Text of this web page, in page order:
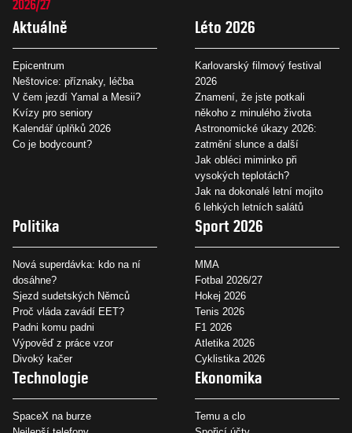
2026/27
Aktuálně
Epicentrum
Neštovice: příznaky, léčba
V čem jezdí Yamal a Mesii?
Kvízy pro seniory
Kalendář úplňků 2026
Co je bodycount?
Léto 2026
Karlovarský filmový festival
2026
Znamení, že jste potkali
někoho z minulého života
Astronomické úkazy 2026:
zatmění slunce a další
Jak obléci miminko při
vysokých teplotách?
Jak na dokonalé letní mojito
6 lehkých letních salátů
Politika
Nová superdávka: kdo na ní
dosáhne?
Sjezd sudetských Němců
Proč vláda zavádí EET?
Padni komu padni
Výpověď z práce vzor
Divoký kačer
Sport 2026
MMA
Fotbal 2026/27
Hokej 2026
Tenis 2026
F1 2026
Atletika 2026
Cyklistika 2026
Technologie
SpaceX na burze
Ekonomika
Temu a clo